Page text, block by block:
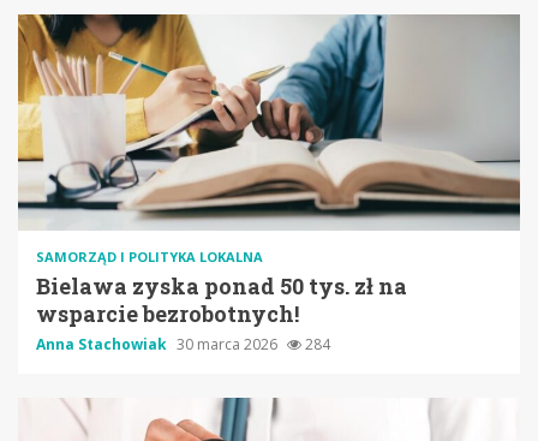
SAMORZĄD I POLITYKA LOKALNA
Bielawa zyska ponad 50 tys. zł na
wsparcie bezrobotnych!
Anna Stachowiak 30 marca 2026 284